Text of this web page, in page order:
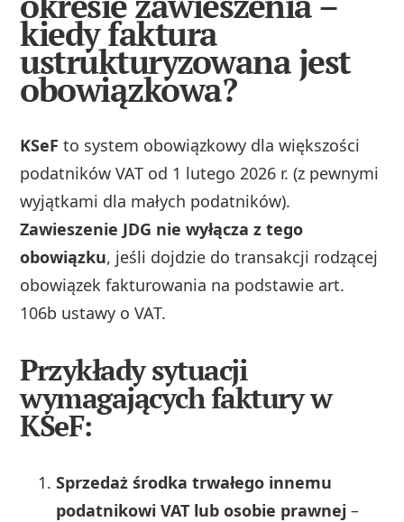
kiedy faktura
ustrukturyzowana jest
obowiązkowa?
KSeF to system obowiązkowy dla większości
podatników VAT od 1 lutego 2026 r. (z pewnymi
wyjątkami dla małych podatników).
Zawieszenie JDG nie wyłącza z tego
obowiązku, jeśli dojdzie do transakcji rodzącej
obowiązek fakturowania na podstawie art.
106b ustawy o VAT.
Przykłady sytuacji
wymagających faktury w
KSeF:
Sprzedaż środka trwałego innemu
podatnikowi VAT lub osobie prawnej –